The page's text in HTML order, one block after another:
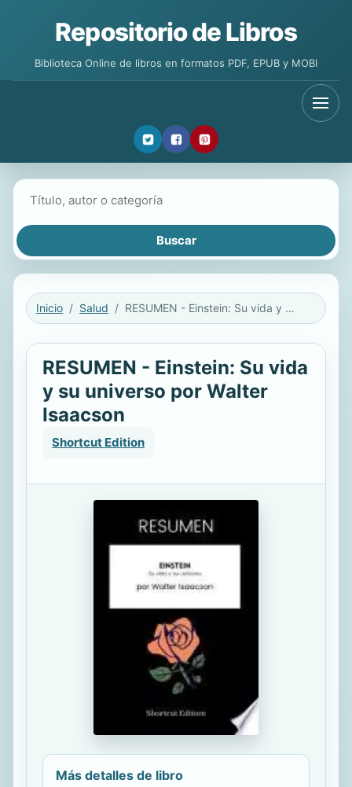
Repositorio de Libros
Biblioteca Online de libros en formatos PDF, EPUB y MOBI
Inicio Salud RESUMEN - Einstein: Su vida y su universo por Walter Isaacson
RESUMEN - Einstein: Su vida
y su universo por Walter
Isaacson
Shortcut Edition
Más detalles de libro